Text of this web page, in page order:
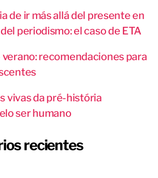
de ir más allá del presente en
periodismo: el caso de ETA
recomendaciones para
vivas da pré-história
ser humano
recientes